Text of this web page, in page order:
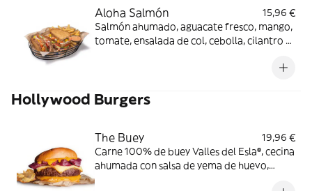
Aloha Salmón
15,96 €
Salmón ahumado, aguacate fresco, mango,
tomate, ensalada de col, cebolla, cilantro y
mínimo 24 horas.
Hollywood Burgers
The Buey
19,96 €
Carne 100% de buey Valles del Esla®, cecina
ahumada con salsa de yema de huevo,